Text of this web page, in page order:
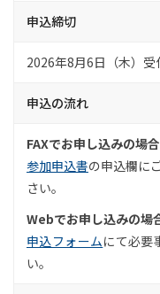
申込締切
2026年8月6日（木）受
申込の流れ
FAXでお申し込みの場合
参加申込書の申込欄に
さい。
Webでお申し込みの場
申込フォームにて必要
い。